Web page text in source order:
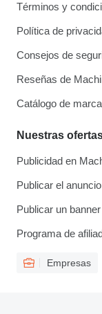
Términos y
Política de
Consejos de
Reseñas de
Catálogo de
Nuestras
Publicidad en
Publicar el anuncio
Publicar un banner
Programa de
Empresas